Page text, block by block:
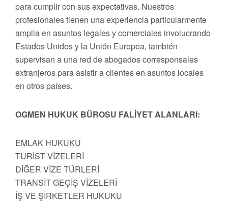
para cumplir con sus expectativas. Nuestros
profesionales tienen una experiencia particularmente
amplia en asuntos legales y comerciales involucrando
Estados Unidos y la Unión Europea, también
supervisan a una red de abogados corresponsales
extranjeros para asistir a clientes en asuntos locales
en otros países.
OGMEN HUKUK BÜROSU FALİYET ALANLARI:
EMLAK HUKUKU
TURİST VİZELERİ
DİĞER VİZE TÜRLERİ
TRANSİT GEÇİŞ VİZELERİ
İŞ VE ŞİRKETLER HUKUKU